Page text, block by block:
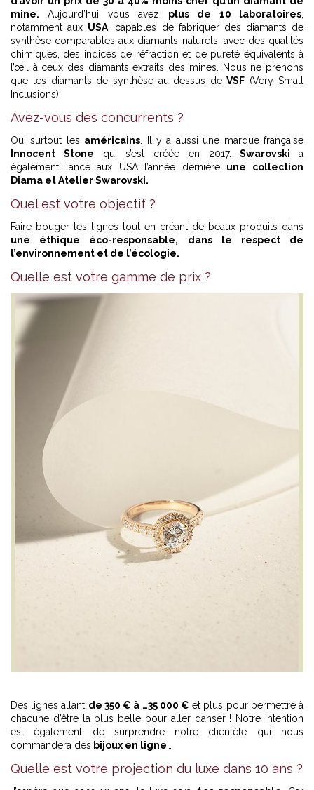
mine. Aujourd’hui vous avez plus de 10 laboratoires
notamment aux USA , capables de fabriquer des diamants de
synthèse comparables aux diamants naturels, avec des qualités
chimiques, des indices de réfraction et de pureté équivalents à
l’œil à ceux des diamants extraits des mines. Nous ne prenons
que les diamants de synthèse au-dessus deVSF (Very Small
Inclusions)
Avez-vous des concurrents ?
Oui surtout les américains . Il y a aussi une marque française
Innocent Stone qui s’est créée en 2017.Swarovski a
également lancé aux USA l’année dernière une collection
Diama et Atelier Swarovski.
Quel est votre objectif ?
Faire bouger les lignes tout en créant de beaux produits dans
une éthique éco-responsable, dans le respect de
l’environnement et de l’écologie.
Quelle est votre gamme de prix ?
Des lignes allant de 350 € à …35 000 € et plus pour permettre à
chacune d’être la plus belle pour aller danser ! Notre intention
est également de surprendre notre clientèle qui nous
commandera des bijoux en ligne
Quelle est votre projection du luxe dans 10 ans ?